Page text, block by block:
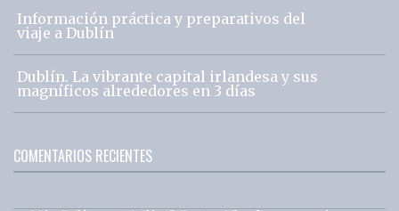
Información práctica y preparativos del
viaje a Dublín
Dublín. La vibrante capital irlandesa y sus
magníficos alrededores en 3 días
COMENTARIOS RECIENTES